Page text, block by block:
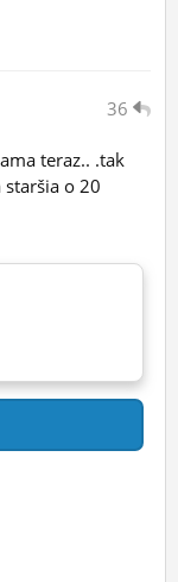
36
teraz.. .tak
o 20